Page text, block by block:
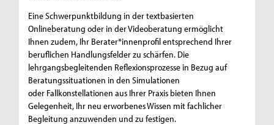
Eine Schwerpunktbildung in der textbasierten
Onlineberatung oder in der Videoberatung ermöglicht
Ihnen zudem, Ihr Berater*innenprofil entsprechend Ihrer
beruflichen Handlungsfelder zu schärfen. Die
lehrgangsbegleitenden Reflexionsprozesse in Bezug auf
Beratungssituationen in den Simulationen
oder Fallkonstellationen aus Ihrer Praxis bieten Ihnen
Gelegenheit, Ihr neu erworbenes Wissen mit fachlicher
Begleitung anzuwenden und zu festigen.